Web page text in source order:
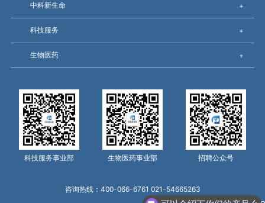
中科新生命 +
科技服务 +
生物医药 +
科技服务事业部 生物医药事业部 招聘公众号
咨询热线：400-066-6761 021-54665263